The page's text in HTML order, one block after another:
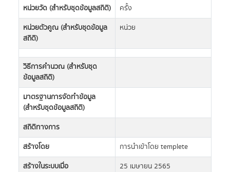
หน่วยวัด (สำหรับชุดข้อมูลสถิติ)
ครั้ง
หน่วยตัวคูณ (สำหรับชุดข้อมูล
สถิติ)
หน่วย
วิธีการคำนวณ (สำหรับชุด
ข้อมูลสถิติ)
มาตรฐานการจัดทำข้อมูล
(สำหรับชุดข้อมูลสถิติ)
สถิติทางการ
สร้างโดย
การนำเข้าโดย templete
สร้างในระบบเมื่อ
25 เมษายน 2565